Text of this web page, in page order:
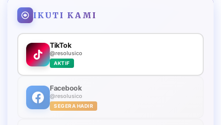
IKUTI KAMI
TikTok
@resolusico
AKTIF
Facebook
@resolusico
SEGERA HADIR